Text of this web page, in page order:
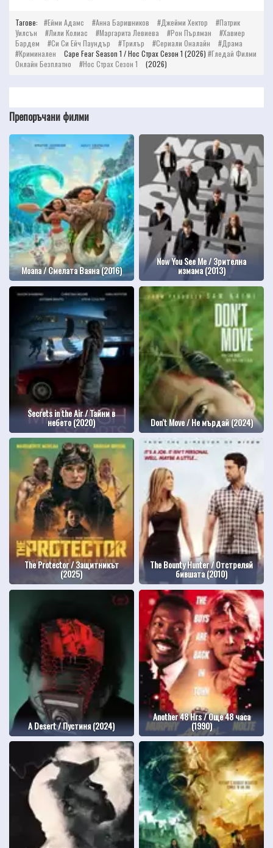
Тагове: Ейми Адамс Анна Баришников Джейми Хектор
Патрик
Уилсън
Лили Колиас Маргарита Левиева Рон Пърлман
Хавиер
Бардем
Си Си Ейч Паундър Трилър Сериали Оналайн
Драма
Криминален
Cape Fear Season 1 / Нос Страх Сезон 1 (2026) Гледай Филми
Онлайн Безплатно
Нос Страх Сезон 1 (2026)
Препоръчани филми
Moana / Смелата Ваяна (2016)
Now You See Me / Зрителна
измама (2013)
Secrets in the Air / Тайни в
небето (2020) Don't Move / Не мърдай (2024)
The Protector / Защитникът
(2025)
The Bounty Hunter / Отстреляй
бившата (2010)
A Desert / Пустиня (2024)
Another 48 Hrs / Още 48 часа
(1990)